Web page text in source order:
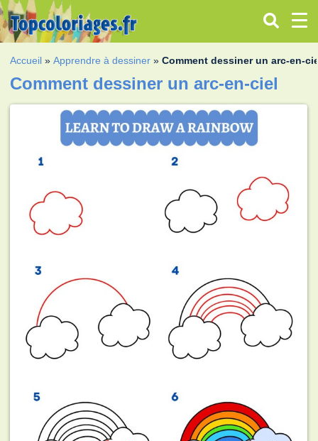
Accueil »Apprendre à dessiner »Comment dessiner un arc-en-
Comment dessiner un arc-en-ciel